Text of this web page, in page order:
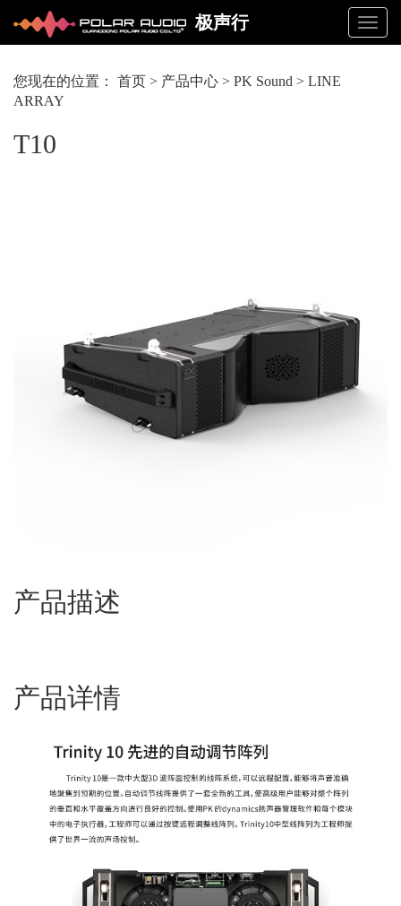
极声行
您现在的位置： 首页 > 产品中心 > PK Sound > LINE
ARRAY
T10
产品描述
产品详情